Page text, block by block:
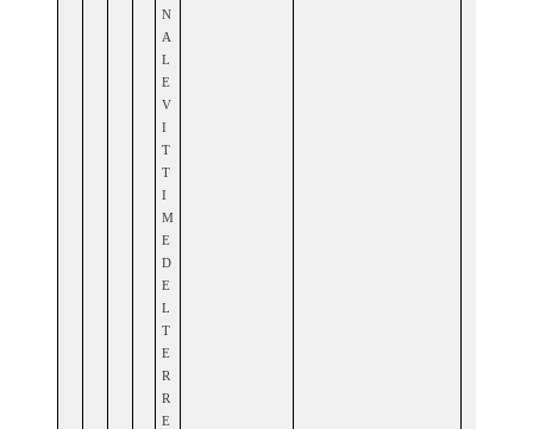
N
A
L
E
V
I
T
T
I
M
E
D
E
L
T
E
R
R
E